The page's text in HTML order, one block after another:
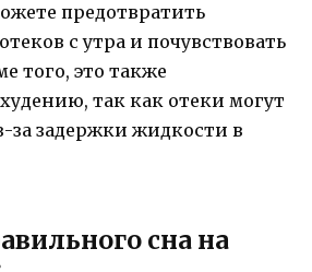
предотвратить
с утра и почувствовать
того, это также
так как отеки могут
за задержки жидкости в
сна на